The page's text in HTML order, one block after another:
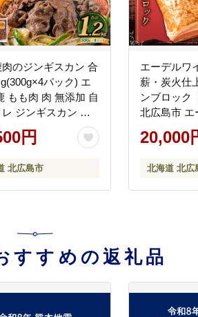
のジンギスカン 合
パック) エ
もも肉 肉 無添加 自
ジンギスカン ロ
リー 北海道 北広島
円
北広島市
エーデルワ
薪・炭火仕
ンブロック
北広島市 エ
20,000
北海道 北広
すすめの返礼品